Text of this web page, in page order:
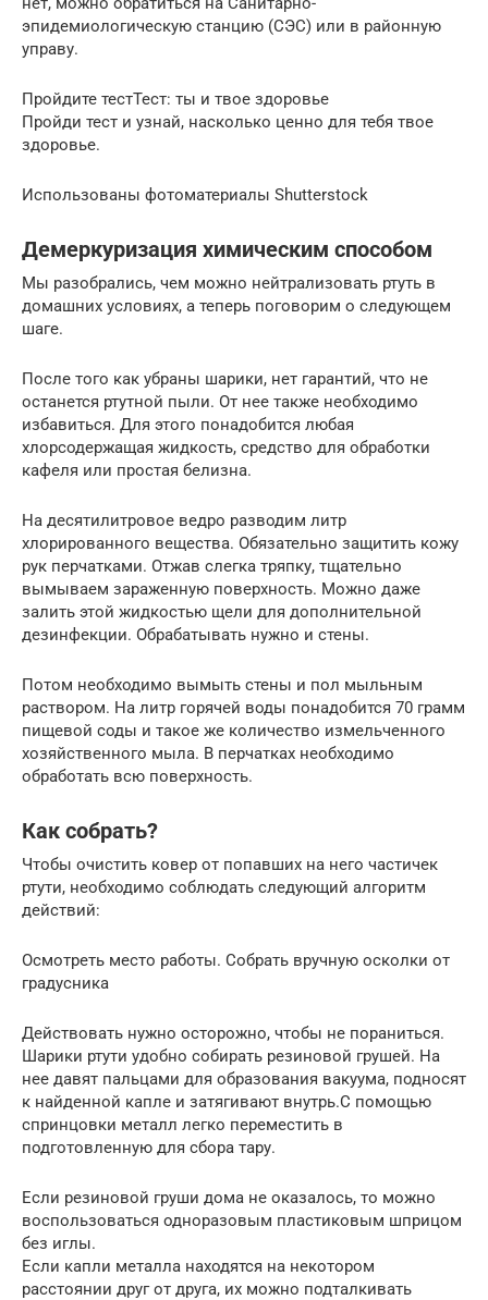
эпидемиологическую станцию (СЭС) или в районную
управу.
Пройдите тестТест: ты и твое здоровье
Пройди тест и узнай, насколько ценно для тебя твое
здоровье.
Использованы фотоматериалы Shutterstock
Демеркуризация химическим способом
Мы разобрались, чем можно нейтрализовать ртуть в
домашних условиях, а теперь поговорим о следующем
шаге.
После того как убраны шарики, нет гарантий, что не
останется ртутной пыли. От нее также необходимо
избавиться. Для этого понадобится любая
хлорсодержащая жидкость, средство для обработки
кафеля или простая белизна.
На десятилитровое ведро разводим литр
хлорированного вещества. Обязательно защитить кожу
рук перчатками. Отжав слегка тряпку, тщательно
вымываем зараженную поверхность. Можно даже
залить этой жидкостью щели для дополнительной
дезинфекции. Обрабатывать нужно и стены.
Потом необходимо вымыть стены и пол мыльным
раствором. На литр горячей воды понадобится 70 грамм
пищевой соды и такое же количество измельченного
хозяйственного мыла. В перчатках необходимо
обработать всю поверхность.
Как собрать?
Чтобы очистить ковер от попавших на него частичек
ртути, необходимо соблюдать следующий алгоритм
действий:
Осмотреть место работы. Собрать вручную осколки от
градусника
Действовать нужно осторожно, чтобы не пораниться.
Шарики ртути удобно собирать резиновой грушей. На
нее давят пальцами для образования вакуума, подносят
к найденной капле и затягивают внутрь.С помощью
спринцовки металл легко переместить в
подготовленную для сбора тару.
Если резиновой груши дома не оказалось, то можно
воспользоваться одноразовым пластиковым шприцом
без иглы.
Если капли металла находятся на некотором
расстоянии друг от друга, их можно подталкивать